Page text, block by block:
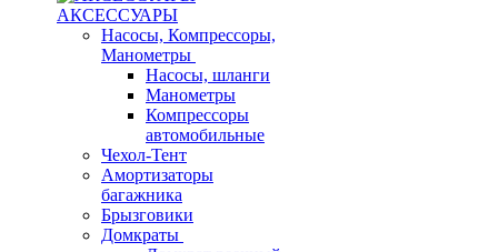
АКСЕССУАРЫ
Насосы, Компрессоры,
Манометры
Насосы, шланги
Манометры
Компрессоры
автомобильные
Чехол-Тент
Амортизаторы
багажника
Брызговики
Домкраты